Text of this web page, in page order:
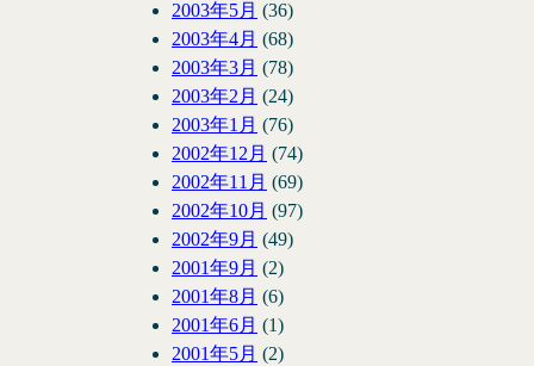
2003年5月 (36)
2003年4月 (68)
2003年3月 (78)
2003年2月 (24)
2003年1月 (76)
2002年12月 (74)
2002年11月 (69)
2002年10月 (97)
2002年9月 (49)
2001年9月 (2)
2001年8月 (6)
2001年6月 (1)
2001年5月 (2)